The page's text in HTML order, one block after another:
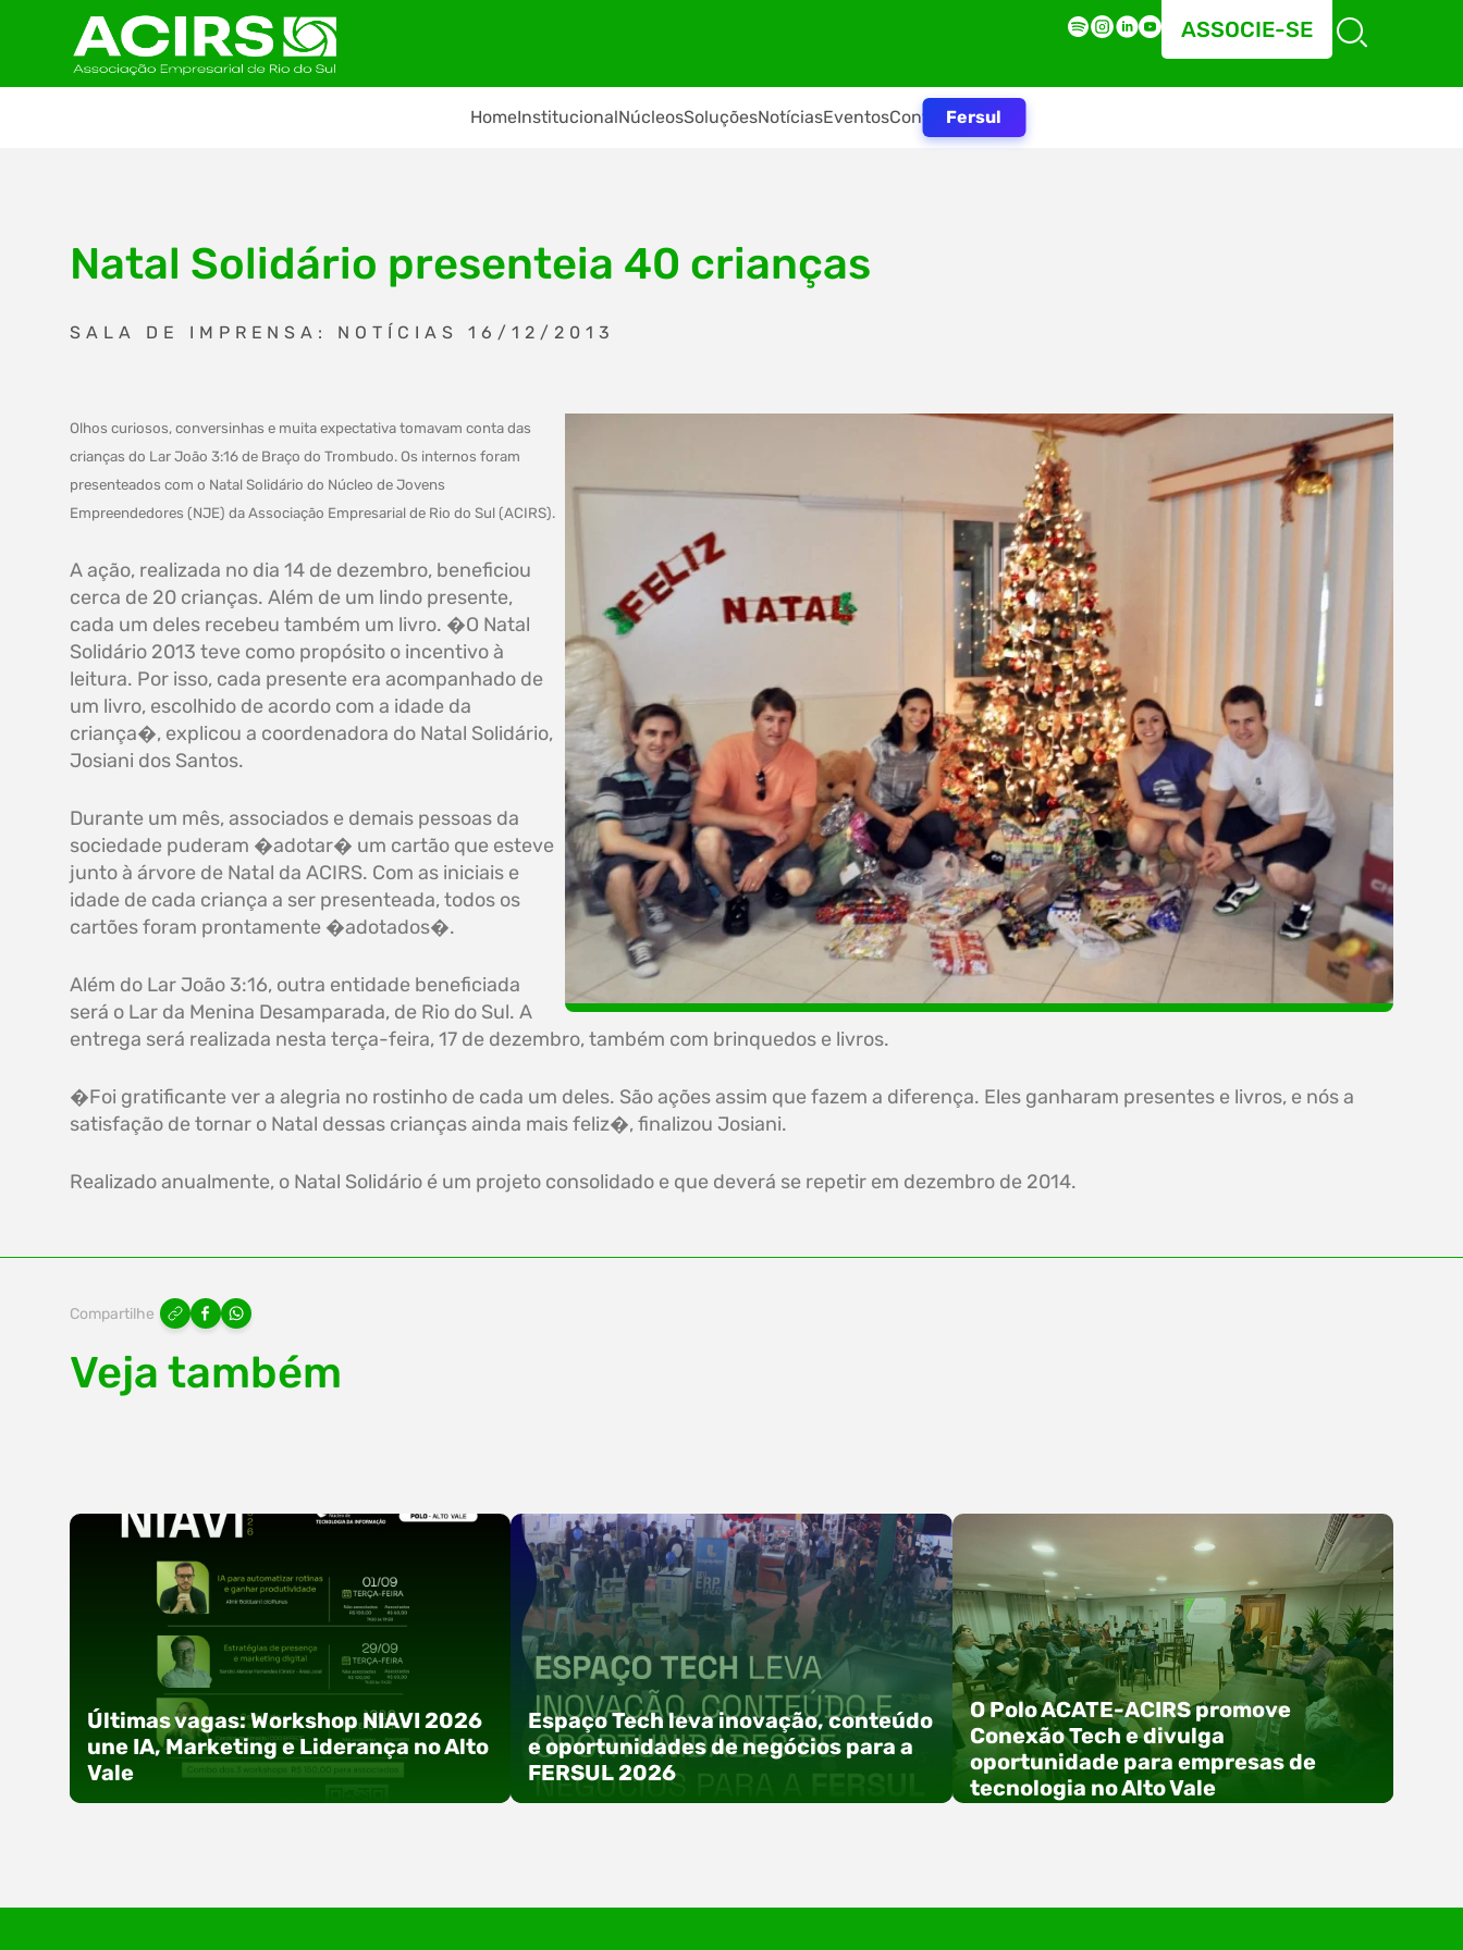
ASSOCIE-SE
HomeInstitucionalNúcleosSoluçõesNotíciasEventosContatoFersul
Natal Solidário presenteia 40 crianças
SALA DE IMPRENSA: NOTÍCIAS 16/12/2013
Olhos curiosos, conversinhas e muita expectativa tomavam conta das
crianças do Lar João 3:16 de Braço do Trombudo. Os internos foram
presenteados com o Natal Solidário do Núcleo de Jovens
Empreendedores (NJE) da Associação Empresarial de Rio do Sul (ACIRS).
A ação, realizada no dia 14 de dezembro, beneficiou
cerca de 20 crianças. Além de um lindo presente,
cada um deles recebeu também um livro. �O Natal
Solidário 2013 teve como propósito o incentivo à
leitura. Por isso, cada presente era acompanhado de
um livro, escolhido de acordo com a idade da
criança�, explicou a coordenadora do Natal Solidário,
Josiani dos Santos.
Durante um mês, associados e demais pessoas da
sociedade puderam �adotar� um cartão que esteve
junto à árvore de Natal da ACIRS. Com as iniciais e
idade de cada criança a ser presenteada, todos os
cartões foram prontamente �adotados�.
Além do Lar João 3:16, outra entidade beneficiada
será o Lar da Menina Desamparada, de Rio do Sul. A
entrega será realizada nesta terça-feira, 17 de dezembro, também com brinquedos e livros.
�Foi gratificante ver a alegria no rostinho de cada um deles. São ações assim que fazem a diferença. Eles ganharam presentes e livros, e nós a
satisfação de tornar o Natal dessas crianças ainda mais feliz�, finalizou Josiani.
Realizado anualmente, o Natal Solidário é um projeto consolidado e que deverá se repetir em dezembro de 2014.
Compartilhe
Veja também
Últimas vagas: Workshop NIAVI 2026
une IA, Marketing e Liderança no Alto
Vale
Espaço Tech leva inovação, conteúdo
e oportunidades de negócios para a
FERSUL 2026
O Polo ACATE-ACIRS promove
Conexão Tech e divulga
oportunidade para empresas de
tecnologia no Alto Vale